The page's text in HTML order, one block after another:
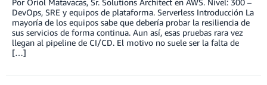
Por Oriol Matavacas, Sr. Solutions Architect en AWS. Nivel: 300 –
DevOps, SRE y equipos de plataforma. Serverless Introducción La
mayoría de los equipos sabe que debería probar la resiliencia de
sus servicios de forma continua. Aun así, esas pruebas rara vez
llegan al pipeline de CI/CD. El motivo no suele ser la falta de
[…]